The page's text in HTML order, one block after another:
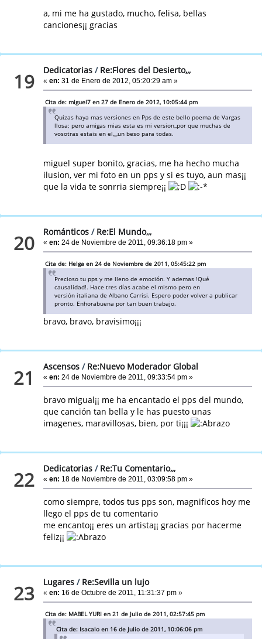
a, mi me ha gustado, mucho, felisa, bellas
canciones¡¡ gracias
19 Dedicatorias / Re:Flores del Desierto,,,
«en: 31 de Enero de 2012, 05:20:29 am »
Cita de: miguel7 en 27 de Enero de 2012, 10:05:44 pm
Quizas haya mas versiones en Pps de este bello poema de Vargas
llosa; pero amigas mias esta es mi version,,por que muchas de
vosotras estais en el,,,,un beso para todas.
miguel super bonito, gracias, me ha hecho mucha
ilusion, ver mi foto en un pps y si es tuyo, aun mas¡¡
que la vida te sonrria siempre¡¡
20 Románticos / Re:El Mundo,,,
«en: 24 de Noviembre de 2011, 09:36:18 pm »
Cita de: Helga en 24 de Noviembre de 2011, 05:45:22 pm
Precioso tu pps y me lleno de emoción. Y ademas !Qué
causalidad!. Hace tres días acabe el mismo pero en
versión italiana de Albano Carrisi. Espero poder volver a publicar
pronto. Enhorabuena por tan buen trabajo.
bravo, bravo, bravisimo¡¡¡
21 Ascensos / Re:Nuevo Moderador Global
«en: 24 de Noviembre de 2011, 09:33:54 pm »
bravo migual¡¡ me ha encantado el pps del mundo,
que canción tan bella y le has puesto unas
imagenes, maravillosas, bien, por ti¡¡¡
22 Dedicatorias / Re:Tu Comentario,,,
«en: 18 de Noviembre de 2011, 03:09:58 pm »
como siempre, todos tus pps son, magnificos hoy me
llego el pps de tu comentario
me encanto¡¡ eres un artista¡¡ gracias por hacerme
feliz¡¡
23 Lugares / Re:Sevilla un lujo
«en: 16 de Octubre de 2011, 11:31:37 pm »
Cita de: MABEL YURI en 21 de Julio de 2011, 02:57:45 pm
Cita de: Isacalo en 16 de Julio de 2011, 10:06:06 pm